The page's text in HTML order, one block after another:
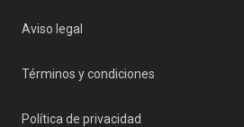
Aviso legal
Términos y condiciones
Política de privacidad